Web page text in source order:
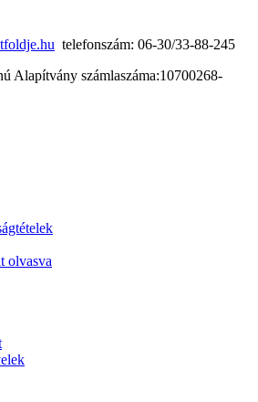
telefonszám: 06-30/33-88-245
Alapítvány számlaszáma:10700268-
olvasva